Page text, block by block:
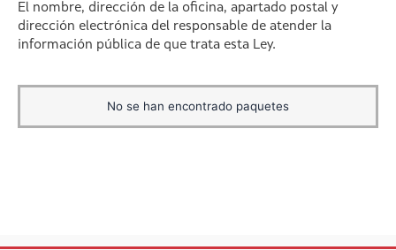
El nombre, dirección de la oficina, apartado postal y
dirección electrónica del responsable de atender la
información pública de que trata esta Ley.
No se han encontrado paquetes